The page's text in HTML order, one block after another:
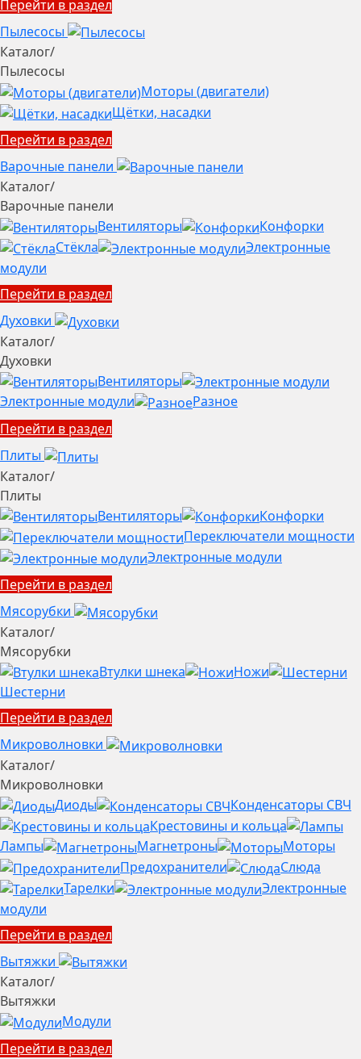
Перейти в раздел
Пылесосы
Каталог/
Пылесосы
Моторы (двигатели)
Щётки, насадки
Перейти в раздел
Варочные панели
Каталог/
Варочные панели
Вентиляторы
Конфорки
Стёкла
Электронные
модули
Перейти в раздел
Духовки
Каталог/
Духовки
Вентиляторы
Электронные модули
Разное
Перейти в раздел
Плиты
Каталог/
Плиты
Вентиляторы
Конфорки
Переключатели мощности
Электронные модули
Перейти в раздел
Мясорубки
Каталог/
Мясорубки
Втулки шнека
Ножи
Шестерни
Перейти в раздел
Микроволновки
Каталог/
Микроволновки
Диоды
Конденсаторы СВЧ
Крестовины и кольца
Лампы
Магнетроны
Моторы
Предохранители
Слюда
Тарелки
Электронные
модули
Перейти в раздел
Вытяжки
Каталог/
Вытяжки
Модули
Перейти в раздел